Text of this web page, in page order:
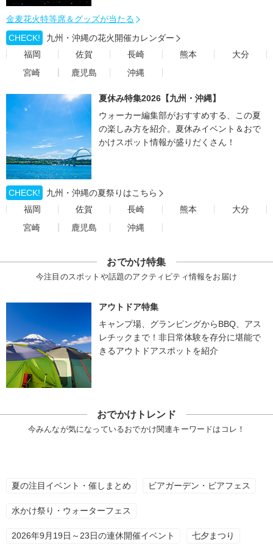
金麦花火特等席＆グッズが当たる
CHECK!
九州・沖縄の花火開催カレンダー
福岡
佐賀 長崎 熊本
大分
宮崎
鹿児島 沖縄
夏休み特集2026【九州・沖縄】
ウォーカー編集部がおすすめする、この夏
の楽しみ方を紹介。夏休みイベント＆おで
かけスポット情報が盛りだくさん！
CHECK!
九州・沖縄の夏祭りはこちら
福岡
佐賀 長崎 熊本
大分
宮崎
鹿児島 沖縄
おでかけ特集
今注目のスポットや話題のアクティビティ情報をお届け
アウトドア特集
キャンプ場、グランピングからBBQ、アス
レチックまで！非日常体験を存分に堪能で
きるアウトドアスポットを紹介
おでかけトレンド
今みんなが気になっているおでかけ関連キーワードはコレ！
夏の注目イベント・催しまとめ ビアガーデン・ビアフェス
水かけ祭り・ウォーターフェス
2026年9月19日～23日の連休開催イベント 七夕まつり